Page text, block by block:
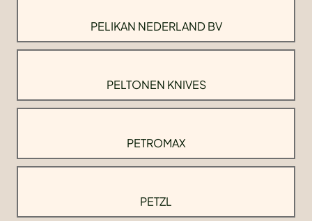
PELIKAN NEDERLAND BV
PELTONEN KNIVES
PETROMAX
PETZL